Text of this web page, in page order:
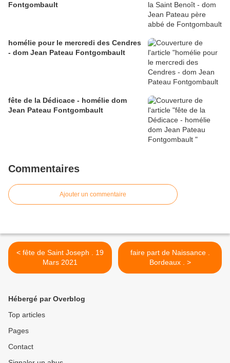
Fontgombault
homélie pour le mercredi des Cendres
- dom Jean Pateau Fontgombault
fête de la Dédicace - homélie dom
Jean Pateau Fontgombault
Commentaires
Ajouter un commentaire
< fête de Saint Joseph . 19
Mars 2021
faire part de Naissance .
Bordeaux . >
Hébergé par Overblog
Top articles
Pages
Contact